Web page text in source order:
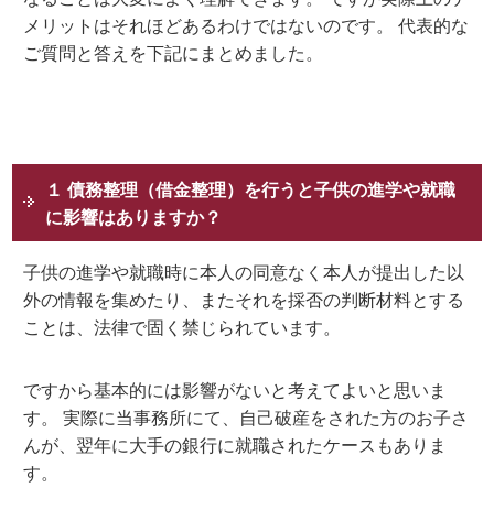
メリットはそれほどあるわけではないのです。 代表的な
ご質問と答えを下記にまとめました。
１ 債務整理（借金整理）を行うと子供の進学や就職
に影響はありますか？
子供の進学や就職時に本人の同意なく本人が提出した以
外の情報を集めたり、またそれを採否の判断材料とする
ことは、法律で固く禁じられています。
ですから基本的には影響がないと考えてよいと思いま
す。 実際に当事務所にて、自己破産をされた方のお子さ
んが、翌年に大手の銀行に就職されたケースもありま
す。